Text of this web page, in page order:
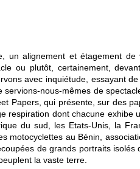
alignement et étagement de
ou plutôt, certainement,
avec inquiétude, essayant
nous-mêmes de
Papers, qui présente, sur des
respiration dont chacune exhibe
du sud, les Etats-Unis, la
motocyclettes au Bénin,
de grands portraits
la vaste terre.